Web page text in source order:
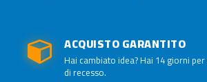
ACQUISTO GARANTITO
Hai cambiato idea? Hai 14 giorni
di recesso.